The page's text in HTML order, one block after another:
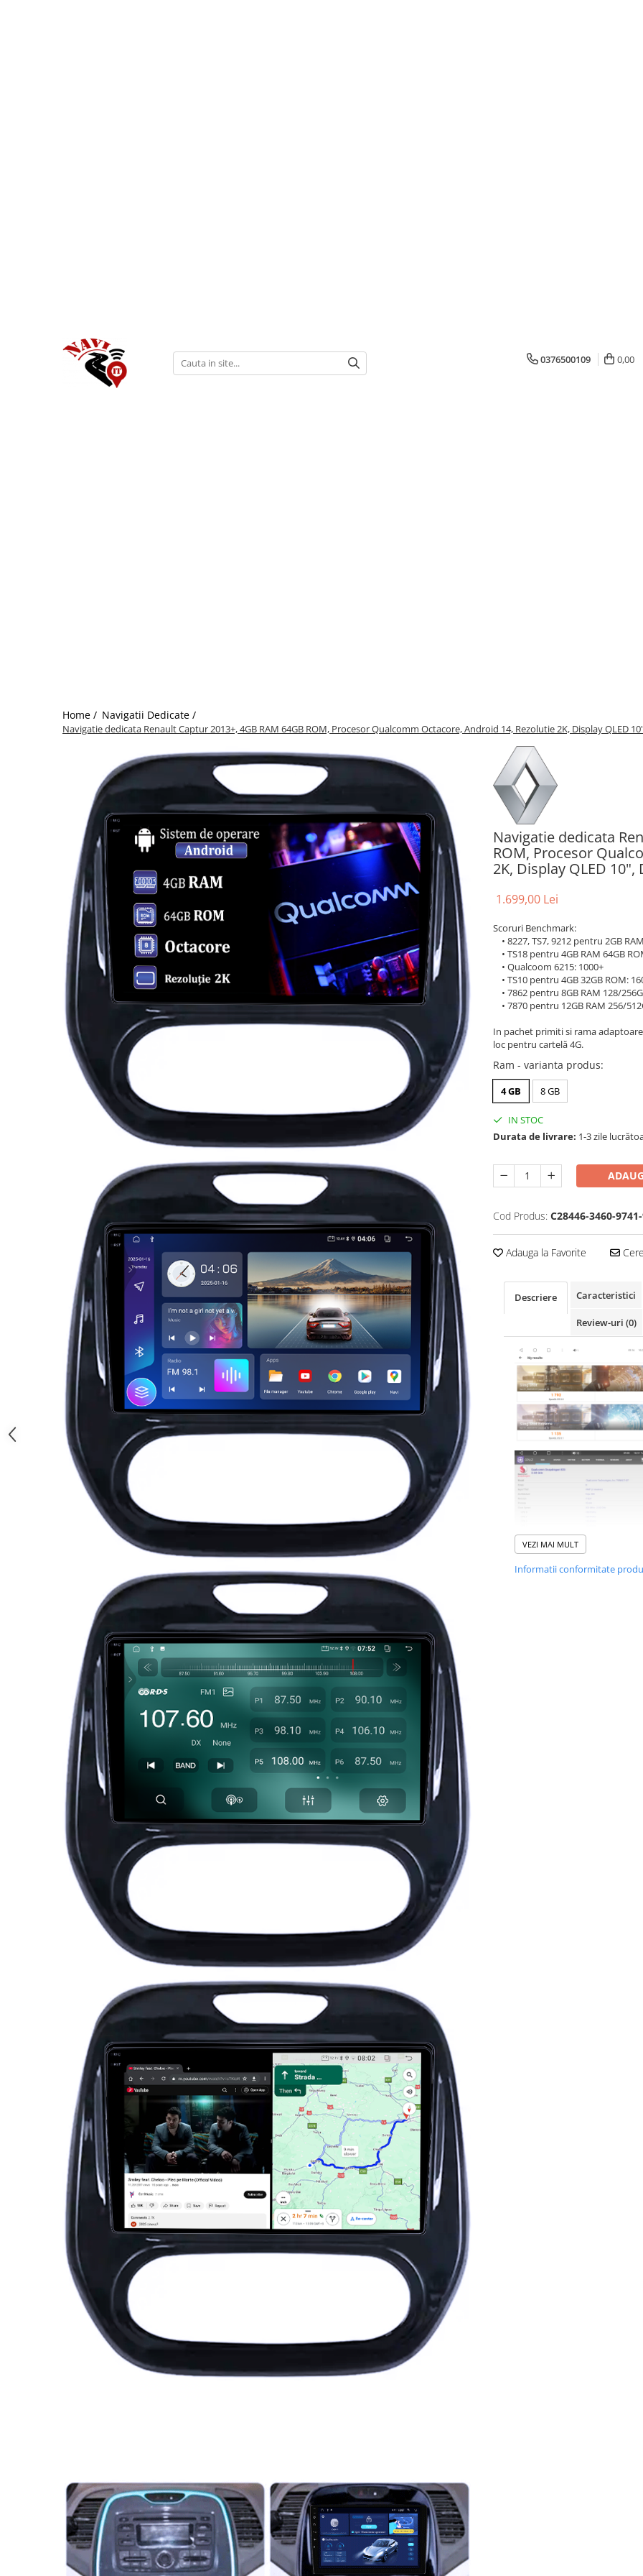
0376500109 0,00
Home / Navigatii Dedicate /
Navigatie dedicata Renault Captur 2013+, 4GB RAM 64GB ROM, Procesor Qualcomm Octacore, Android 14, Rezolutie 2K, Display QLED
Navigatie dedicata
ROM, Procesor
2K, Display QLED
1.699,00 Lei
Scoruri Benchmark:
• 8227, TS7, 9212 pentru 2GB
• TS18 pentru 4GB RAM 64GB
• Qualcoom 6215: 1000+
• TS10 pentru 4GB 32GB ROM:
• 7862 pentru 8GB RAM 128/
• 7870 pentru 12GB RAM 256/
In pachet primiti si rama
loc pentru cartelă 4G.
Ram - varianta produs:
4 GB 8 GB
IN STOC
Durata de livrare: 1-3 zile
Cod Produs: C28446-3460-
Adauga la Favorite
Descriere Caracteristici
Review-uri (0)
VEZI MAI MULT
Informatii conformitate